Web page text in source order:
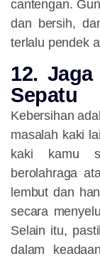
cantengan.
dan bersih,
terlalu pendek
12.
Sepatu
Kebersihan
masalah kaki
kaki kamu
berolahraga
lembut dan
secara
Selain itu,
dalam